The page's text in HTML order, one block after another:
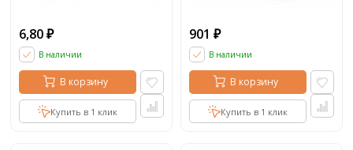
6,80 ₽
В наличии
В корзину
Купить в 1 клик
901 ₽
В наличии
В корзину
Купить в 1 клик